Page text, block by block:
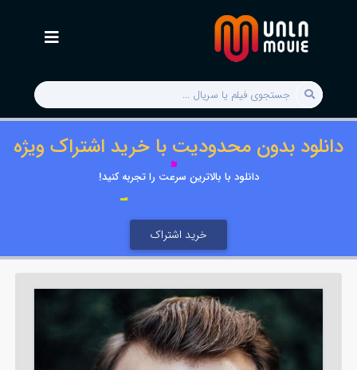
دانلود بدون محدودیت با خرید اشتراک ویژه
دانلود با بالاترین سرعت را تجربه کنید!
خرید اشتراک